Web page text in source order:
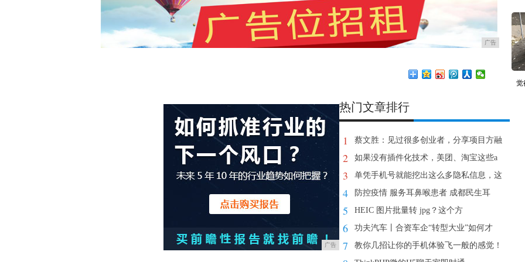
广告
觉
热门文章排行
1 蔡文胜：见过很多创业者，分享项目方融
2 如果没有插件化技术，美团、淘宝这些a
3 单凭手机号就能挖出这么多隐私信息，这
4 防控疫情 服务耳鼻喉患者 成都民生耳
5 HEIC 图片批量转 jpg？这个方
6 功夫汽车丨合资车企“转型大业”如何才
7 教你几招让你的手机体验飞一般的感觉！
广告